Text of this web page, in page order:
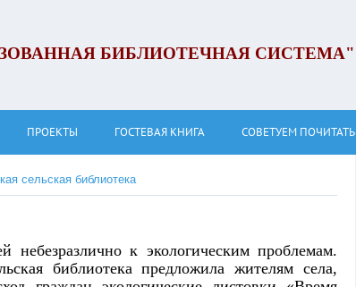
БИБЛИОТЕЧНАЯ СИСТЕМА"
ПРОЕКТЫ ГОСТЕВАЯ КНИГА СОВЕТУЕМ ПОЧИТАТЬ
сельская библиотека
небезразлично к экологическим проблемам.
библиотека предложила жителям села,